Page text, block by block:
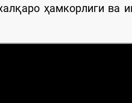
ҳамкорлиги ва